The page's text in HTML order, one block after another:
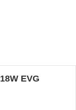
EVG